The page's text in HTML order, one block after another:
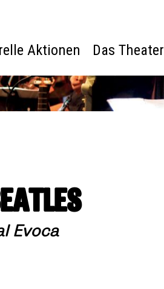
Aktionen Das Theater
Evoca